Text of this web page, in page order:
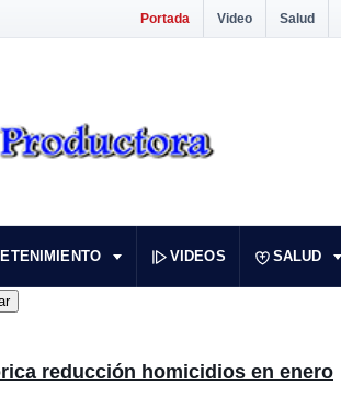
Portada Video Salud
VIDEOS SALUD
reducción homicidios en enero